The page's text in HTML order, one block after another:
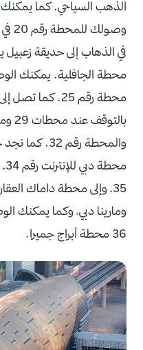
الذهب السياحي. كما يمكنك
محطة الجافلية. يمكنك
محطة رقم 25.
والمحطة رقم
35، وإلى محطة داماك
ومارينا دبي، وكما يمكنك
36 محطة أبراج جميرا.